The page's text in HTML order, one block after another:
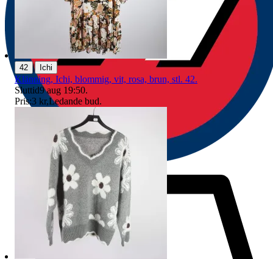
42 | Ichi
Klänning, Ichi, blommig, vit, rosa, brun, stl. 42.
Sluttid9 aug 19:50.
Pris:3 kr,Ledande bud.